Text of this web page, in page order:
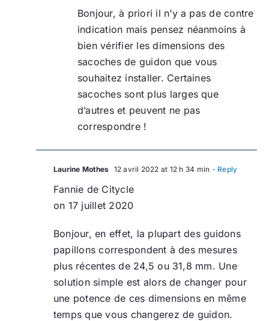
Bonjour, à priori il n’y a pas de contre
indication mais pensez néanmoins à
bien vérifier les dimensions des
sacoches de guidon que vous
souhaitez installer. Certaines
sacoches sont plus larges que
d’autres et peuvent ne pas
correspondre !
Laurine Mothes 12 avril 2022 at 12 h 34 min - Reply
Fannie de Citycle
on 17 juillet 2020
Bonjour, en effet, la plupart des guidons
papillons correspondent à des mesures
plus récentes de 24,5 ou 31,8 mm. Une
solution simple est alors de changer pour
une potence de ces dimensions en même
temps que vous changerez de guidon.